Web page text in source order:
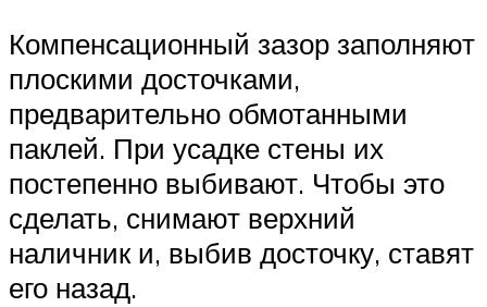
Компенсационный зазор заполняют
плоскими досточками,
предварительно обмотанными
паклей. При усадке стены их
постепенно выбивают. Чтобы это
сделать, снимают верхний
наличник и, выбив досточку, ставят
его назад.